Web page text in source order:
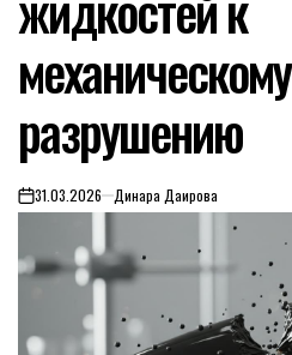
механическому
разрушению
on31.03.2026 Динара Даирова